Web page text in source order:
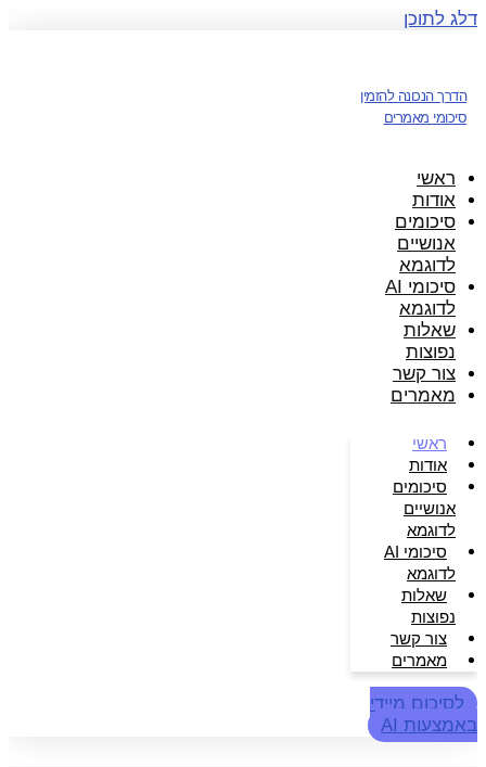
דלג לתוכן
הדרך הנכונה להזמין
סיכומי מאמרים
ראשי
אודות
סיכומים
אנושיים
לדוגמא
סיכומי AI
לדוגמא
שאלות
נפוצות
צור קשר
מאמרים
ראשי
אודות
סיכומים
אנושיים
לדוגמא
סיכומי AI
לדוגמא
שאלות
נפוצות
צור קשר
מאמרים
לסיכום מיידי
באמצעות AI